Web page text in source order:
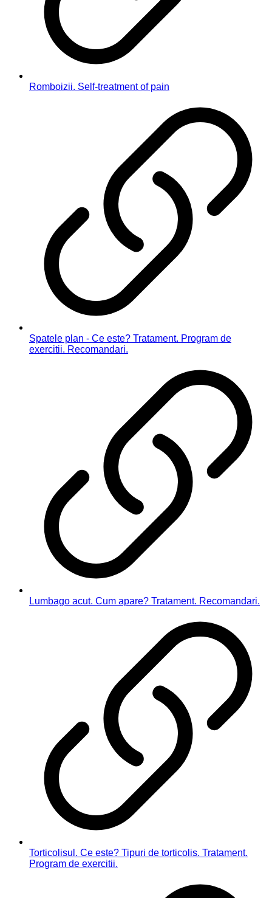
Romboizii. Self-treatment of pain
Spatele plan - Ce este? Tratament. Program de
exercitii. Recomandari.
Lumbago acut. Cum apare? Tratament. Recomandari.
Torticolisul. Ce este? Tipuri de torticolis. Tratament.
Program de exercitii.